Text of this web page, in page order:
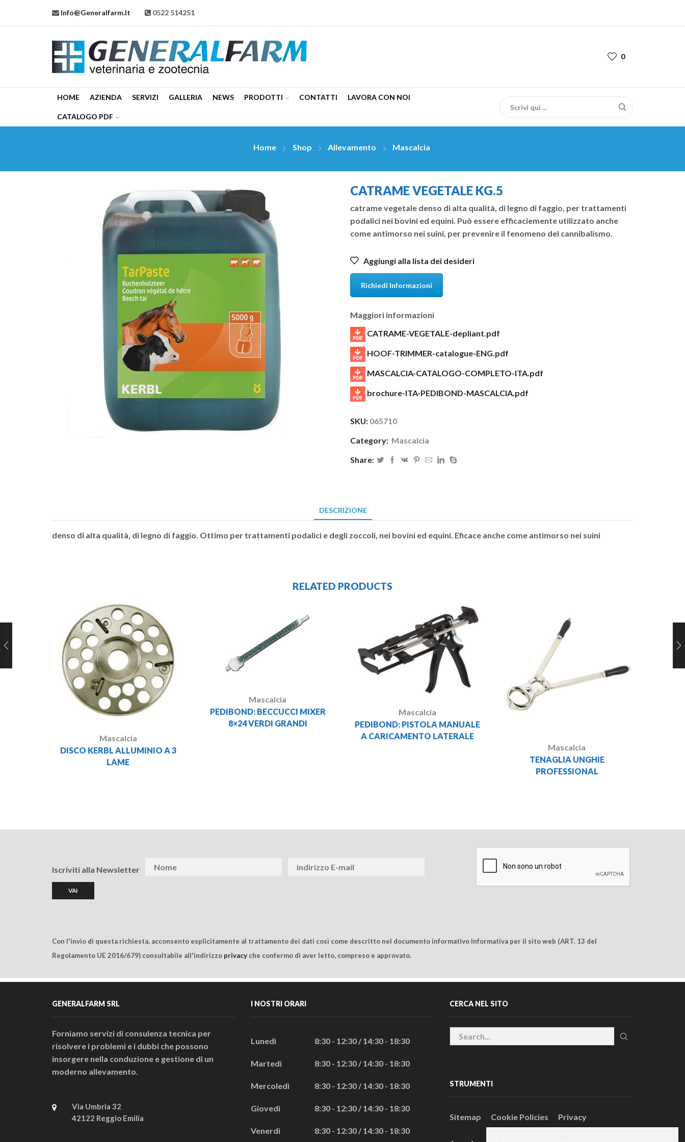
Info@generalfarm.it 0522 514251
0
HOME AZIENDA SERVIZI GALLERIA NEWS PRODOTTI CONTATTI LAVORA CON NOI
CATALOGO PDF
Home Shop Allevamento Mascalcia
CATRAME VEGETALE KG.5
catrame vegetale denso di alta qualità, di legno di faggio, per trattamenti
podalici nei bovini ed equini. Può essere efficaciemente utilizzato anche
come antimorso nei suini, per prevenire il fenomeno del cannibalismo.
Aggiungi alla lista dei desideri
Richiedi Informazioni
Maggiori informazioni
CATRAME-VEGETALE-depliant.pdf
HOOF-TRIMMER-catalogue-ENG.pdf
MASCALCIA-CATALOGO-COMPLETO-ITA.pdf
brochure-ITA-PEDIBOND-MASCALCIA.pdf
SKU: 065710
Category: Mascalcia
Share:
DESCRIZIONE
denso di alta qualità, di legno di faggio. Ottimo per trattamenti podalici e degli zoccoli, nei bovini ed equini. Eficace anche come antimorso nei suini
RELATED PRODUCTS
Mascalcia
DISCO KERBL ALLUMINIO A 3
LAME
Mascalcia
PEDIBOND: BECCUCCI MIXER
8×24 VERDI GRANDI
Mascalcia
PEDIBOND: PISTOLA MANUALE
A CARICAMENTO LATERALE
Mascalcia
TENAGLIA UNGHIE
PROFESSIONAL
Iscriviti alla Newsletter
Con l'invio di questa richiesta, acconsento esplicitamente al trattamento dei dati così come descritto nel documento informativo Informativa per il sito web (ART. 13 del
Regolamento UE 2016/679) consultabile all'indirizzo privacy che confermo di aver letto, compreso e approvato.
GENERALFARM SRL
Forniamo servizi di consulenza tecnica per
risolvere i problemi e i dubbi che possono
insorgere nella conduzione e gestione di un
moderno allevamento.
Via Umbria 32
42122 Reggio Emilia
I NOSTRI ORARI
Lunedì 8:30 - 12:30 / 14:30 - 18:30
Martedì 8:30 - 12:30 / 14:30 - 18:30
Mercoledì 8:30 - 12:30 / 14:30 - 18:30
Giovedì 8:30 - 12:30 / 14:30 - 18:30
Venerdì 8:30 - 12:30 / 14:30 - 18:30
CERCA NEL SITO
STRUMENTI
Sitemap Cookie Policies Privacy